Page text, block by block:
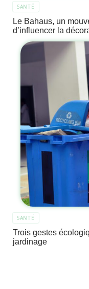
SANTÉ
Le Bahaus, un
d’influencer la
SANTÉ
Trois gestes
jardinage